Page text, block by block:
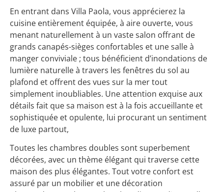
En entrant dans Villa Paola, vous apprécierez la
cuisine entièrement équipée, à aire ouverte, vous
menant naturellement à un vaste salon offrant de
grands canapés-sièges confortables et une salle à
manger conviviale ; tous bénéficient d’inondations de
lumière naturelle à travers les fenêtres du sol au
plafond et offrent des vues sur la mer tout
simplement inoubliables. Une attention exquise aux
détails fait que sa maison est à la fois accueillante et
sophistiquée et opulente, lui procurant un sentiment
de luxe partout,
Toutes les chambres doubles sont superbement
décorées, avec un thème élégant qui traverse cette
maison des plus élégantes. Tout votre confort est
assuré par un mobilier et une décoration